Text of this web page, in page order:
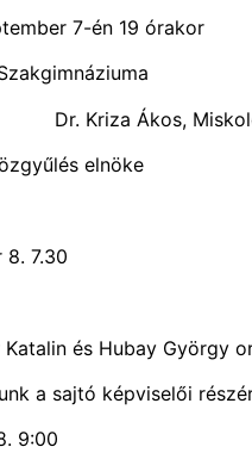
7-én 19 órakor
Kriza Ákos, Miskolc
elnöke
8. 7.30
és Hubay György
a sajtó képviselői
9:00